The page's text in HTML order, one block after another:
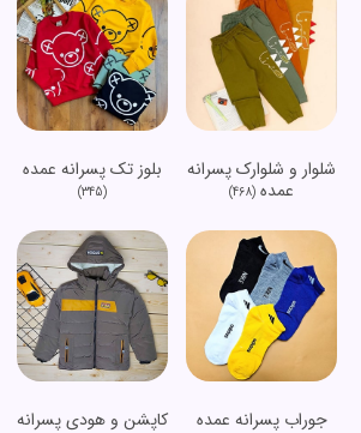
شلوار و شلوارک پسرانه
عمده (468)
بلوز تک پسرانه عمده
(345)
جوراب پسرانه عمده
کاپشن و هودی پسرانه